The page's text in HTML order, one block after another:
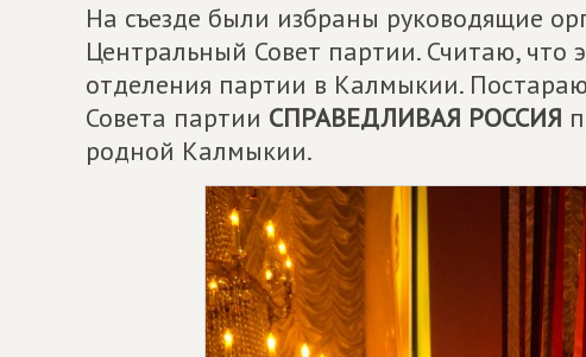
На съезде были избраны руководящие
Центральный Совет партии. Считаю, что
отделения партии в Калмыкии.
Совета партии СПРАВЕДЛИВАЯ РОССИЯ
родной Калмыкии.